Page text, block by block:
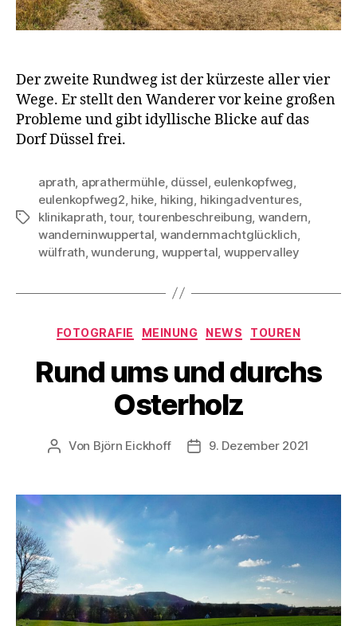
Der zweite Rundweg ist der kürzeste aller vier
Wege. Er stellt den Wanderer vor keine großen
Probleme und gibt idyllische Blicke auf das
Dorf Düssel frei.
Schlagwörter
aprath, aprathermühle, düssel, eulenkopfweg,
eulenkopfweg2, hike, hiking, hikingadventures,
klinikaprath,tour, tourenbeschreibung, wandern,
wanderninwuppertal, wandernmachtglücklich,
wülfrath,wunderung, wuppertal, wuppervalley
Kategorien
FOTOGRAFIE MEINUNG NEWS TOUREN
Rund ums und durchs
Osterholz
Beitragsautor
Von Björn Eickhoff Veröffentlichungsdatum
9. Dezember 2021